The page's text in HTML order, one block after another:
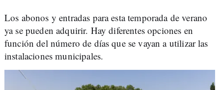
Los abonos y entradas para esta temporada de verano
ya se pueden adquirir. Hay diferentes opciones en
función del número de días que se vayan a utilizar las
instalaciones municipales.